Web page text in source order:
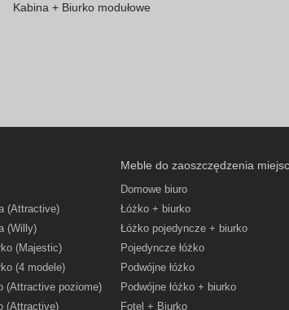
Kabina + Biurko modułowe
(Attractive)
(Willy)
(Majestic)
(4 modele)
(Attractive poziome)
(Attractive)
Meble do zaoszczędzenia
Domowe biuro
Łóżko + biurko
Łóżko pojedyncze + biurko
Pojedyncze łóżko
Podwójne łóżko
Podwójne łóżko + biurko
Fotel + Biurko